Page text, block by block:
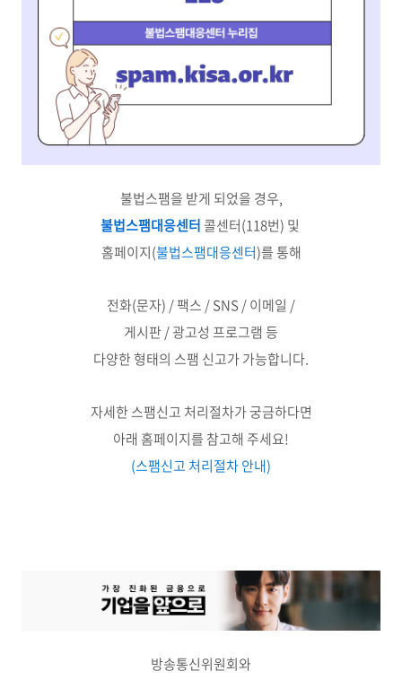
불법스팸을 받게 되었을 경우,
불법스팸대응센터 콜센터(118번) 및
홈페이지(불법스팸대응센터)를 통해
전화(문자) / 팩스 / SNS / 이메일 /
게시판 / 광고성 프로그램 등
다양한 형태의 스팸 신고가 가능합니다.
자세한 스팸신고 처리절차가 궁금하다면
아래 홈페이지를 참고해 주세요!
(스팸신고 처리절차 안내)
방송통신위원회와